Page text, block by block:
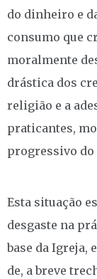
do dinheiro e
consumo que
moralmente
drástica dos
religião e a
praticantes,
progressivo do
Esta situação
desgaste na
base da Igreja,
de, a breve